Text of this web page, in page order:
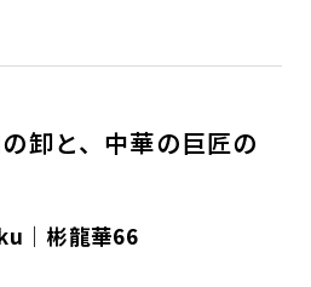
卸と、中華の巨匠の
｜彬龍華66